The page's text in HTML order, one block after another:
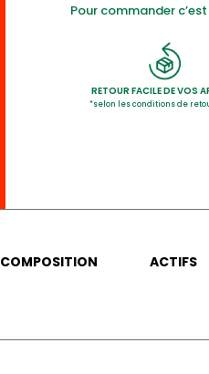
Pour commander
RETOUR FACILE DE VOS
*selon les conditions de
COMPOSITION ACTIFS